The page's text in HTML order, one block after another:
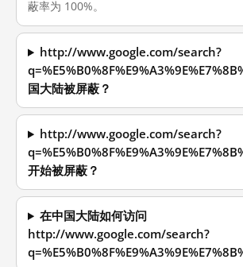
蔽率为 100%。
http://www.google.com/search?
国大陆被屏蔽？
http://www.google.com/search?
开始被屏蔽？
在中国大陆如何访问
http://www.google.com/search?